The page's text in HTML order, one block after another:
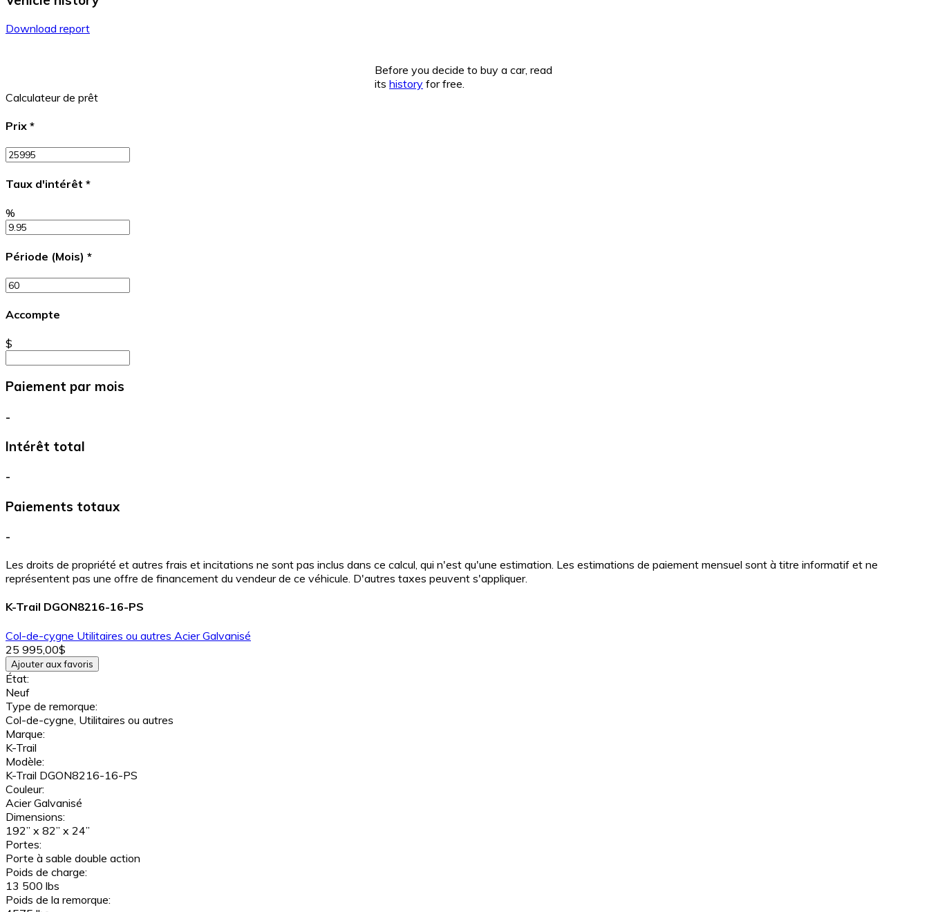
Download report
Before you decide to buy a car, read
its history for free.
Calculateur de prêt
Prix *
Taux d'intérêt *
%
Période (Mois) *
Accompte
$
Paiement par mois
-
Intérêt total
-
Paiements totaux
-
Les droits de propriété et autres frais et incitations ne sont pas inclus dans ce calcul, qui n'est qu'une estimation. Les estimations de paiement mensuel sont à titre informatif et ne
représentent pas une offre de financement du vendeur de ce véhicule. D'autres taxes peuvent s'appliquer.
K-Trail DGON8216-16-PS
Col-de-cygne Utilitaires ou autres Acier Galvanisé
25 995,00$
Ajouter aux favoris
État:
Neuf
Type de remorque:
Col-de-cygne, Utilitaires ou autres
Marque:
K-Trail
Modèle:
K-Trail DGON8216-16-PS
Couleur:
Acier Galvanisé
Dimensions:
192” x 82” x 24”
Portes:
Porte à sable double action
Poids de charge:
13 500 lbs
Poids de la remorque: